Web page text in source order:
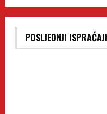
POSLJEDNJI ISPRAĆAJI